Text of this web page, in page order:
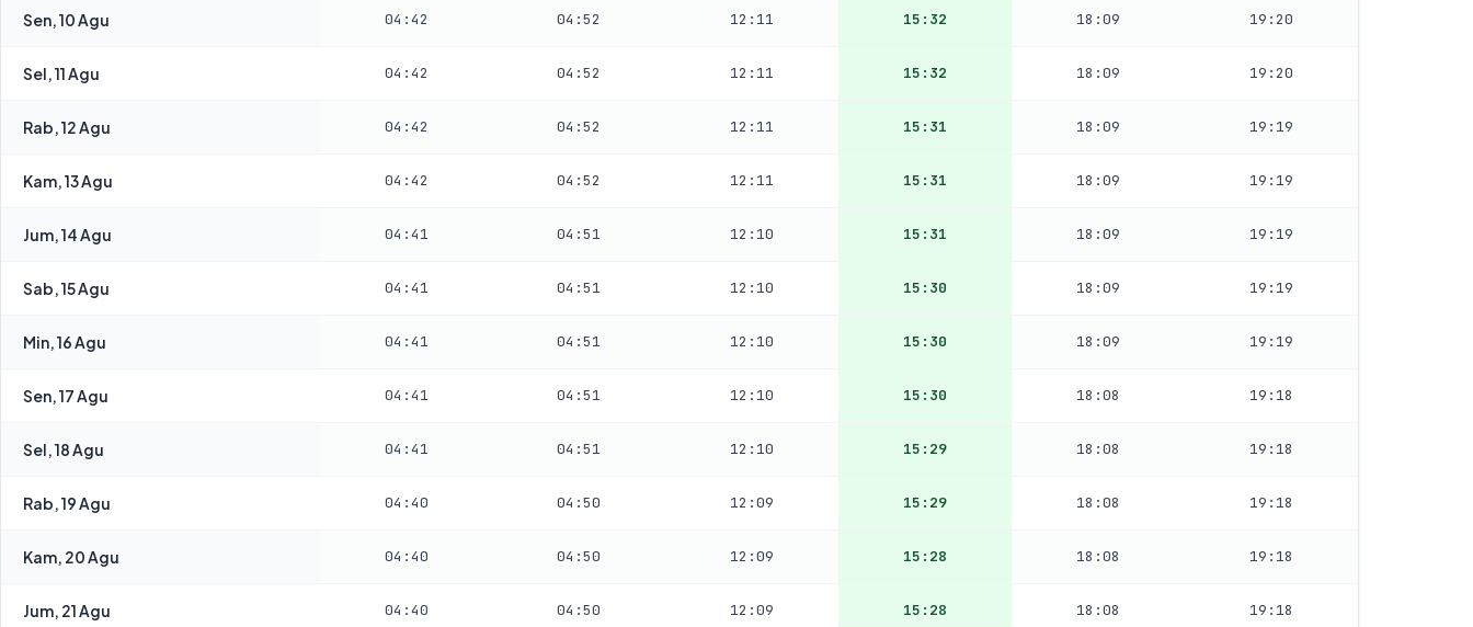
Sen, 10 Agu 04:42 04:52 12:11 15:32 18:09 19:20
Sel, 11 Agu 04:42 04:52 12:11 15:32 18:09 19:20
Rab, 12 Agu 04:42 04:52 12:11 15:31 18:09 19:19
Kam, 13 Agu 04:42 04:52 12:11 15:31 18:09 19:19
Jum, 14 Agu 04:41 04:51 12:10 15:31 18:09 19:19
Sab, 15 Agu 04:41 04:51 12:10 15:30 18:09 19:19
Min, 16 Agu 04:41 04:51 12:10 15:30 18:09 19:19
Sen, 17 Agu 04:41 04:51 12:10 15:30 18:08 19:18
Sel, 18 Agu 04:41 04:51 12:10 15:29 18:08 19:18
Rab, 19 Agu 04:40 04:50 12:09 15:29 18:08 19:18
Kam, 20 Agu 04:40 04:50 12:09 15:28 18:08 19:18
Jum, 21 Agu 04:40 04:50 12:09 15:28 18:08 19:18